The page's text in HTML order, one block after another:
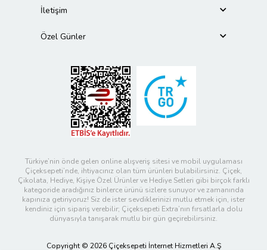
İletişim
Özel Günler
Türkiye’nin önde gelen online alışveriş sitesi ve mobil uygulaması
Çiçeksepeti’nde, ihtiyacınız olan tüm ürünleri bulabilirsiniz. Çiçek,
Çikolata, Hediye, Kişiye Özel Ürünler ve Hediye Setleri gibi birçok farklı
kategoride aradığınız binlerce ürünü sizlere sunuyor ve zamanında
kapınıza getiriyoruz! Siz de ister sevdiklerinizi mutlu etmek için, ister
kendiniz için sipariş verebilir; Çiçeksepeti Extra’nın fırsatlarla dolu
dünyasıyla tanışarak mutlu bir gün geçirebilirsiniz.
Copyright © 2026 Çiçeksepeti İnternet Hizmetleri A.Ş